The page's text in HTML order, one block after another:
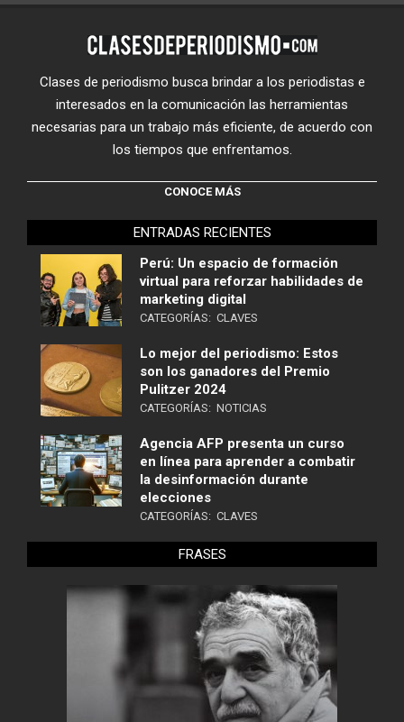
Clases de periodismo busca brindar a los periodistas e
interesados en la comunicación las herramientas
necesarias para un trabajo más eficiente, de acuerdo con
los tiempos que enfrentamos.
CONOCE MÁS
ENTRADAS RECIENTES
Perú: Un espacio de formación
virtual para reforzar habilidades de
marketing digital
CATEGORÍAS: CLAVES
Lo mejor del periodismo: Estos
son los ganadores del Premio
Pulitzer 2024
CATEGORÍAS: NOTICIAS
Agencia AFP presenta un curso
en línea para aprender a combatir
la desinformación durante
elecciones
CATEGORÍAS: CLAVES
FRASES